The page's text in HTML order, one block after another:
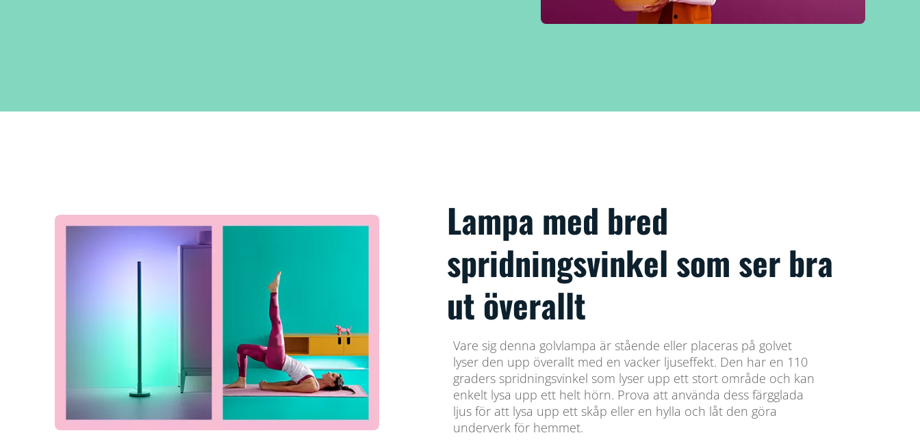
Lampa med bred
spridningsvinkel som ser bra
ut överallt
Vare sig denna golvlampa är stående eller placeras på golvet
lyser den upp överallt med en vacker ljuseffekt. Den har en 110
graders spridningsvinkel som lyser upp ett stort område och kan
enkelt lysa upp ett helt hörn. Prova att använda dess färgglada
ljus för att lysa upp ett skåp eller en hylla och låt den göra
underverk för hemmet.